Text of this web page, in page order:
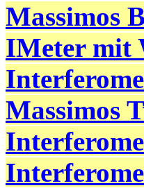
Massimos
IMeter mit
Massimos